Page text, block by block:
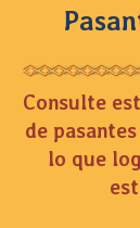
Consulte
de
lo que